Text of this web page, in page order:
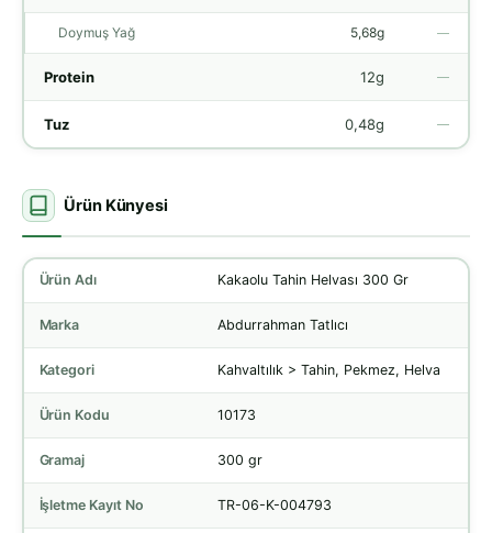
Doymuş Yağ 5,68g —
Protein 12g —
Tuz 0,48g —
Ürün Künyesi
Ürün Adı Kakaolu Tahin Helvası 300 Gr
Marka Abdurrahman Tatlıcı
Kategori Kahvaltılık > Tahin, Pekmez, Helva
Ürün Kodu 10173
Gramaj 300 gr
İşletme Kayıt No TR-06-K-004793